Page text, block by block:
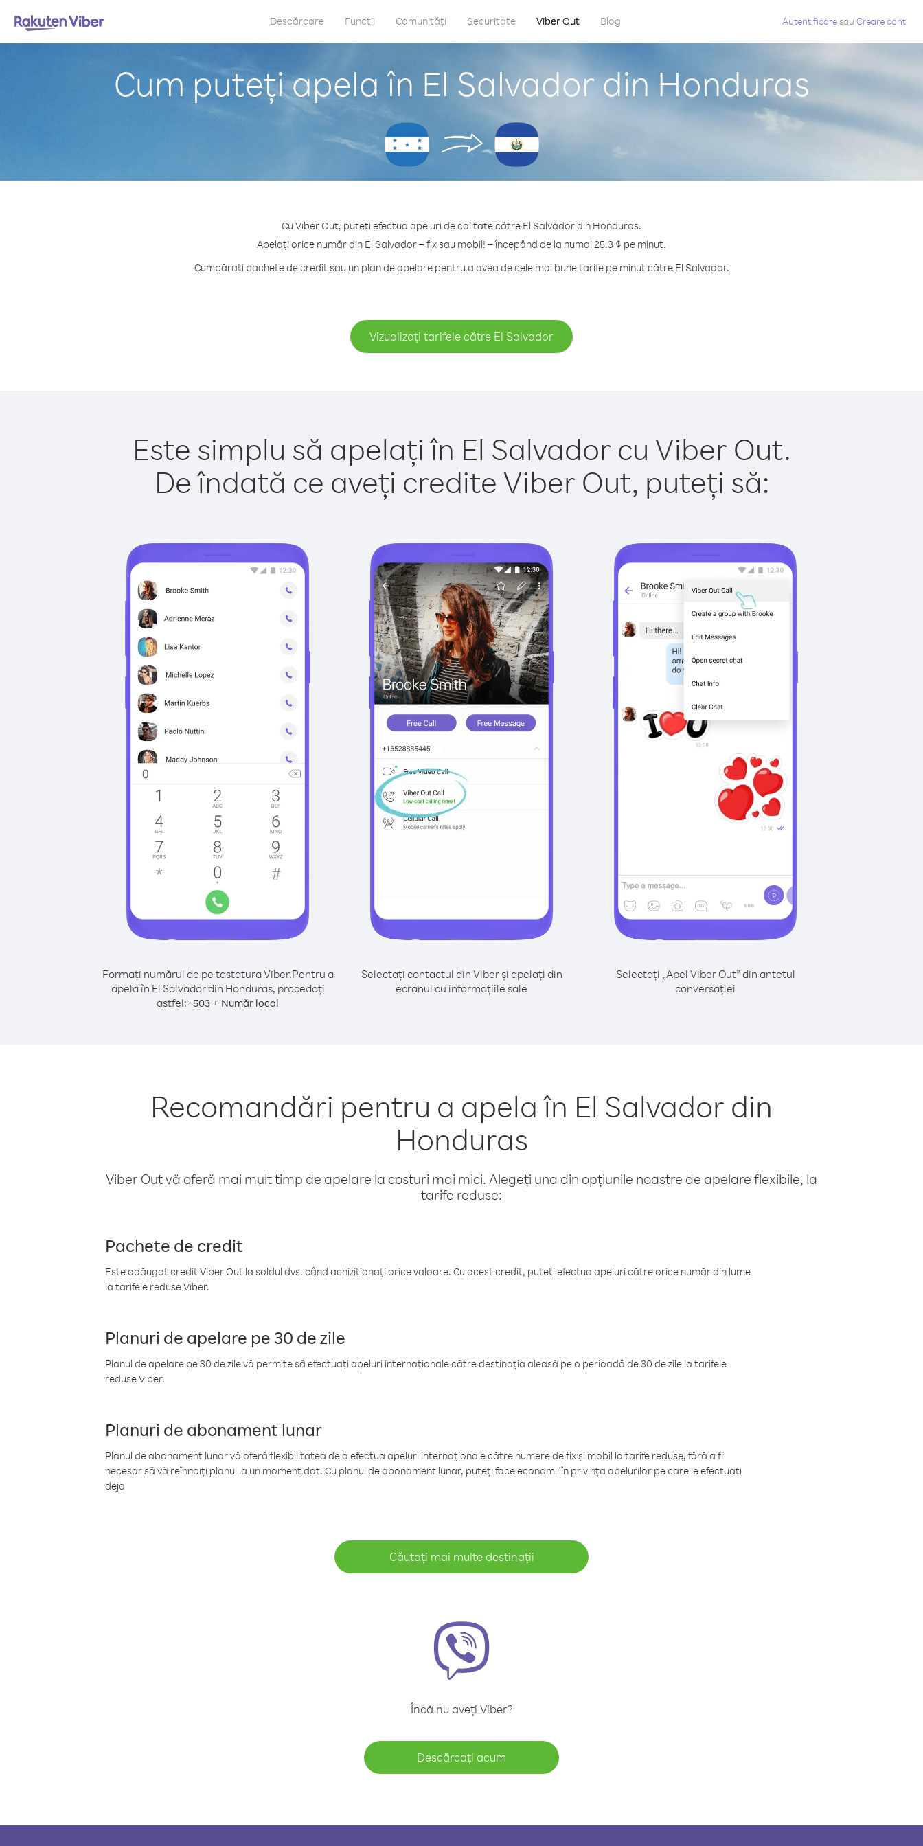
Descărcare Funcții Comunități Securitate Viber Out Blog Autentificaresau Creare cont
Cum puteți apela în El Salvador din Honduras
Cu Viber Out, puteți efectua apeluri de calitate către El Salvador din Honduras.
Apelați orice număr din El Salvador – fix sau mobil! – începând de la numai 25.3 ¢ pe minut.
Cumpărați pachete de credit sau un plan de apelare pentru a avea de cele mai bune tarife pe minut către El Salvador.
Vizualizați tarifele către El Salvador
Este simplu să apelați în El Salvador cu Viber Out.
De îndată ce aveți credite Viber Out, puteți să:
Formați numărul de pe tastatura Viber.Pentru a
apela în El Salvador din Honduras, procedați
astfel:+503 + Număr local
Selectați contactul din Viber și apelați din
ecranul cu informațiile sale
Selectați „Apel Viber Out” din antetul
conversației
Recomandări pentru a apela în El Salvador din
Honduras
Viber Out vă oferă mai mult timp de apelare la costuri mai mici. Alegeți una din opțiunile noastre de apelare flexibile, la
tarife reduse:
Pachete de credit
Este adăugat credit Viber Out la soldul dvs. când achiziționați orice valoare. Cu acest credit, puteți efectua apeluri către orice număr din lume
la tarifele reduse Viber.
Planuri de apelare pe 30 de zile
Planul de apelare pe 30 de zile vă permite să efectuați apeluri internaționale către destinația aleasă pe o perioadă de 30 de zile la tarifele
reduse Viber.
Planuri de abonament lunar
Planul de abonament lunar vă oferă flexibilitatea de a efectua apeluri internaționale către numere de fix și mobil la tarife reduse, fără a fi
necesar să vă reînnoiți planul la un moment dat. Cu planul de abonament lunar, puteți face economii în privința apelurilor pe care le efectuați
deja
Căutați mai multe destinații
Încă nu aveți Viber?
Descărcați acum